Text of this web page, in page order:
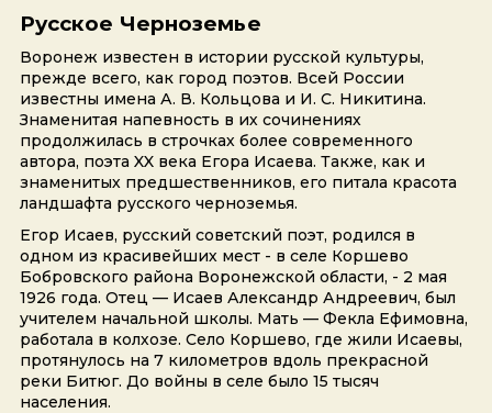
Русское Черноземье
Воронеж известен в истории русской культуры,
прежде всего, как город поэтов. Всей России
известны имена А. В. Кольцова и И. С. Никитина.
Знаменитая напевность в их сочинениях
продолжилась в строчках более современного
автора, поэта XX века Егора Исаева. Также, как и
знаменитых предшественников, его питала красота
ландшафта русского черноземья.
Егор Исаев, русский советский поэт, родился в
одном из красивейших мест - в селе Коршево
Бобровского района Воронежской области, - 2 мая
1926 года. Отец — Исаев Александр Андреевич, был
учителем начальной школы. Мать — Фекла Ефимовна,
работала в колхозе. Село Коршево, где жили Исаевы,
протянулось на 7 километров вдоль прекрасной
реки Битюг. До войны в селе было 15 тысяч
населения.